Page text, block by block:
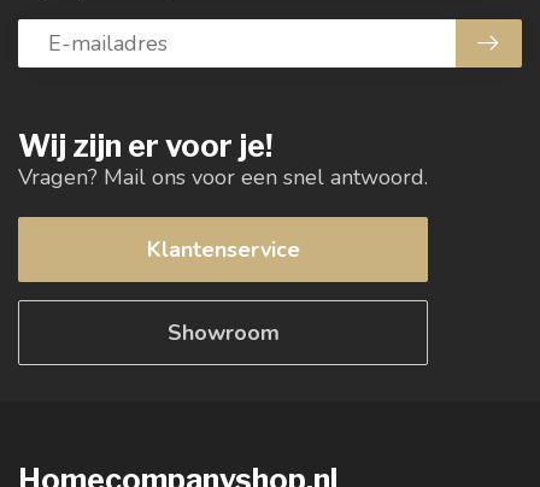
Wij zijn er voor je!
Vragen? Mail ons voor een snel antwoord.
Klantenservice
Showroom